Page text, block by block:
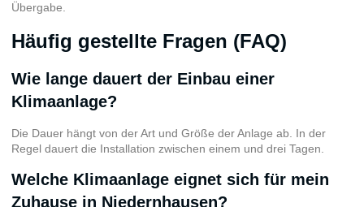
Übergabe.
Häufig gestellte Fragen (FAQ)
Wie lange dauert der Einbau einer
Klimaanlage?
Die Dauer hängt von der Art und Größe der Anlage ab. In der
Regel dauert die Installation zwischen einem und drei Tagen.
Welche Klimaanlage eignet sich für mein
Zuhause in Niedernhausen?